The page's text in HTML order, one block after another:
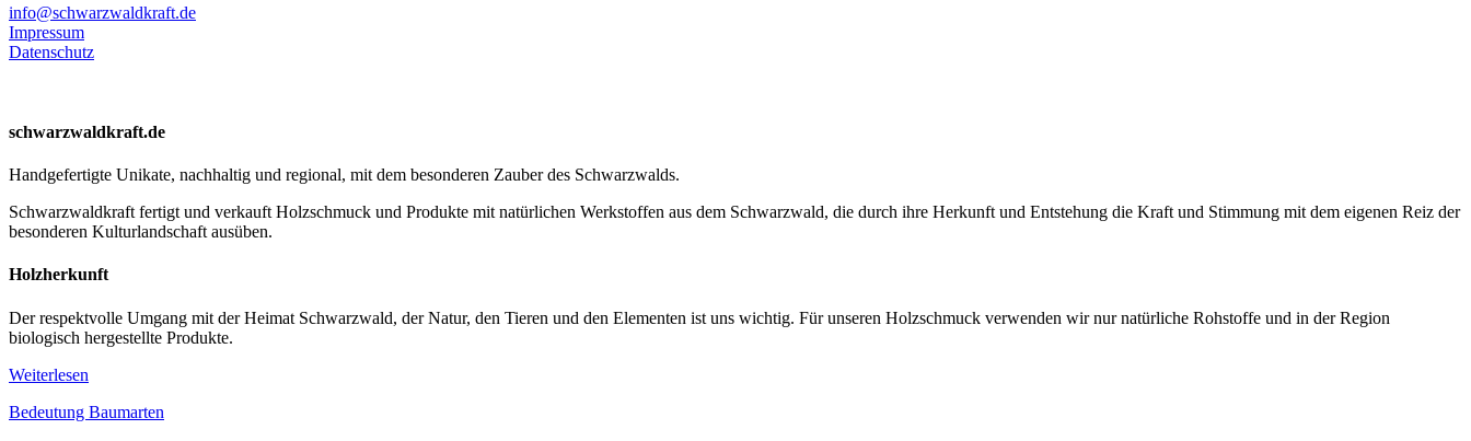
info@schwarzwaldkraft.de
Impressum
Datenschutz
schwarzwaldkraft.de
Handgefertigte Unikate, nachhaltig und regional, mit dem besonderen Zauber des Schwarzwalds.
Schwarzwaldkraft fertigt und verkauft Holzschmuck und Produkte mit natürlichen Werkstoffen aus dem Schwarzwald, die durch ihre Herkunft und Entstehung die Kraft und Stimmung mit dem eigenen Reiz der
besonderen Kulturlandschaft ausüben.
Holzherkunft
Der respektvolle Umgang mit der Heimat Schwarzwald, der Natur, den Tieren und den Elementen ist uns wichtig. Für unseren Holzschmuck verwenden wir nur natürliche Rohstoffe und in der Region
biologisch hergestellte Produkte.
Weiterlesen
Bedeutung Baumarten